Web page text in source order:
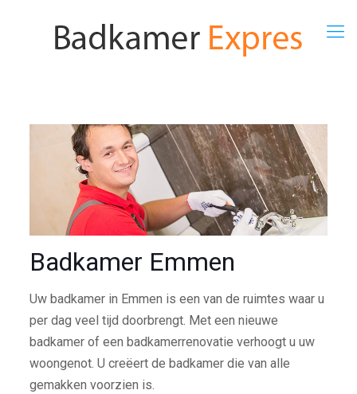
Badkamer Emmen
Uw badkamer in Emmen is een van de ruimtes waar u
per dag veel tijd doorbrengt. Met een nieuwe
badkamer of een badkamerrenovatie verhoogt u uw
woongenot. U creëert de badkamer die van alle
gemakken voorzien is.